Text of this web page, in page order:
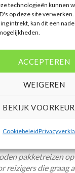
technologieën kunnen
op deze site
intrekt, kan dit een
ACCEPTEREN
WEIGEREN
BEKIJK
Cookiebeleid
van accommodaties
is erg goed. Van
hotels, de site
om
bij mijn
Stijn Wouters/Den
pakketreizen
reizigers die graag